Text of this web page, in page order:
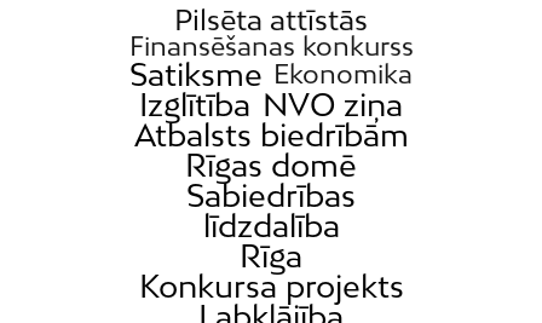
Pilsēta attīstās
Finansēšanas konkurss
Satiksme Ekonomika
Izglītība NVO ziņa
Atbalsts biedrībām
Rīgas domē
Sabiedrības
līdzdalība
Rīga
Konkursa projekts